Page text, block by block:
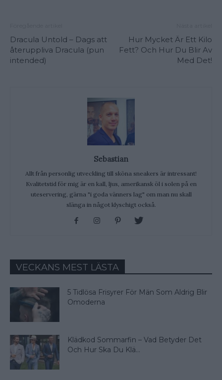
Dracula Untold – Dags att
återuppliva Dracula (pun
intended)
Hur Mycket Är Ett Kilo
Fett? Och Hur Du Blir Av
Med Det!
Sebastian
Allt från personlig utveckling till sköna sneakers är intressant!
Kvalitetstid för mig är en kall, ljus, amerikansk öl i solen på en
uteservering, gärna "i goda vänners lag" om man nu skall
slänga in något klyschigt också.
VECKANS MEST LÄSTA
5 Tidlösa Frisyrer För Män Som Aldrig Blir
Omoderna
Klädkod Sommarfin – Vad Betyder Det
Och Hur Ska Du Klä...